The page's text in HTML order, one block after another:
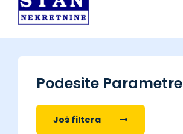
Podesite Parametre
Još filtera